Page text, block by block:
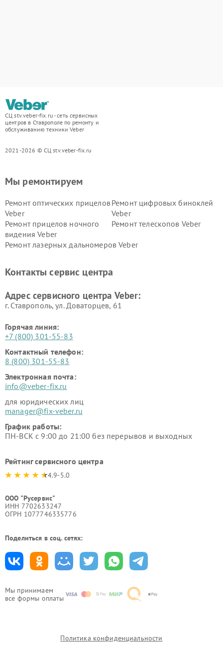
СЦ stv.veber-fix.ru - сеть сервисных
центров в Ставрополе по ремонту и
обслуживанию техники Veber
2021-2026 © СЦ stv.veber-fix.ru
Мы принимаем
все формы оплаты
Мы ремонтируем
Ремонт оптических прицелов
Veber
Ремонт цифровых биноклей
Veber
Ремонт прицелов ночного
видения Veber
Ремонт телескопов Veber
Ремонт лазерных дальномеров Veber
Контакты сервис центра
Адрес сервисного центра Veber:
г. Ставрополь, ул. Доваторцев, 61
Горячая линия:
+7 (800) 301-55-83
Контактный телефон:
8 (800) 301-55-83
Электронная почта:
info@veber-fix.ru
для юридических лиц
manager@fix-veber.ru
График работы:
ПН-ВСК с 9:00 до 21:00 без перерывов и выходных
Рейтинг сервисного центра
4.9-5.0
ООО "Русервис"
ИНН 7702633247
ОГРН 1077746335776
Поделиться в соц. сетях:
Политика конфиденциальности